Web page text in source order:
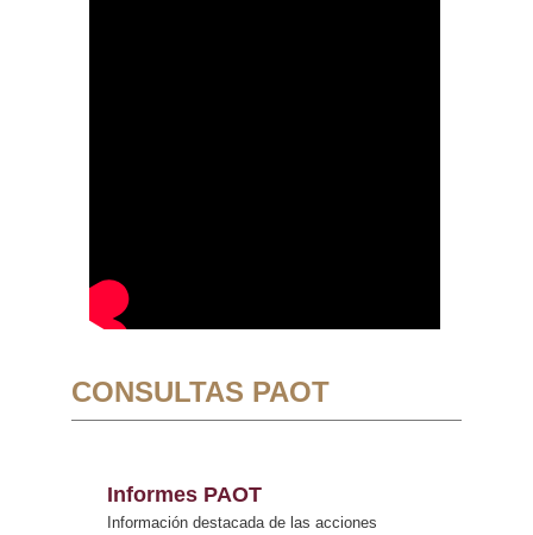
CONSULTAS PAOT
Informes PAOT
Información destacada de las acciones